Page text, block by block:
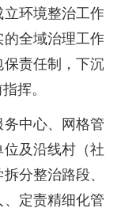
环境整治工作
全域治理工作
责任制，下沉
挥。
中心、网格管
及沿线村（社
分整治路段、
定责精细化管